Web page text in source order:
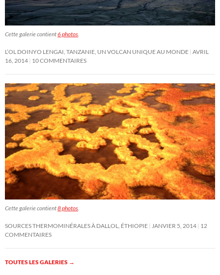
Cette galerie contient6 photos.
L’OL DOINYO LENGAI, TANZANIE, UN VOLCAN UNIQUE AU MONDE AVRIL
16, 2014 10 COMMENTAIRES
Cette galerie contient8 photos.
SOURCES THERMOMINÉRALES À DALLOL, ÉTHIOPIE JANVIER 5, 2014 12
COMMENTAIRES
TOUTES LES GALERIES →